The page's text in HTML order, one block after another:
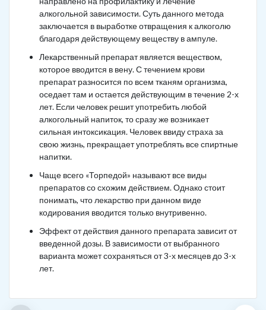
алкогольной зависимости. Суть данного метода
заключается в выработке отвращения к алкоголю
благодаря действующему веществу в ампуле.
Лекарственный препарат является веществом,
которое вводится в вену. С течением крови
препарат разносится по всем тканям организма,
оседает там и остается действующим в течение 2-х
лет. Если человек решит употребить любой
алкогольный напиток, то сразу же возникает
сильная интоксикация. Человек ввиду страха за
свою жизнь, прекращает употреблять все спиртные
напитки.
Чаще всего «Торпедой» называют все виды
препаратов со схожим действием. Однако стоит
понимать, что лекарство при данном виде
кодирования вводится только внутривенно.
Эффект от действия данного препарата зависит от
введенной дозы. В зависимости от выбранного
варианта может сохраняться от 3-х месяцев до 3-х
лет.